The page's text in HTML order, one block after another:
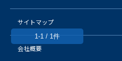
1-1 / 1件
サイトマップ
会社概要